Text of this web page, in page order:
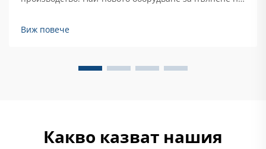
полуавтоматизирани модели, достигайки
Виж повече
Какво казват нашия